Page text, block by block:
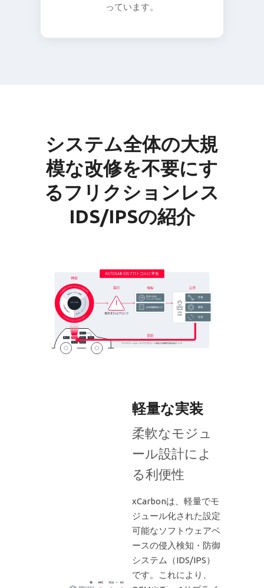
っています。
システム全体の大規
模な改修を不要にす
るフリクションレス
IDS/IPSの紹介
軽量な実装
柔軟なモジュ
ール設計によ
る利便性
xCarbonは、軽量でモ
ジュール化された設定
可能なソフトウェアベ
ースの侵入検知・防御
システム（IDS/IPS）
です。これにより、